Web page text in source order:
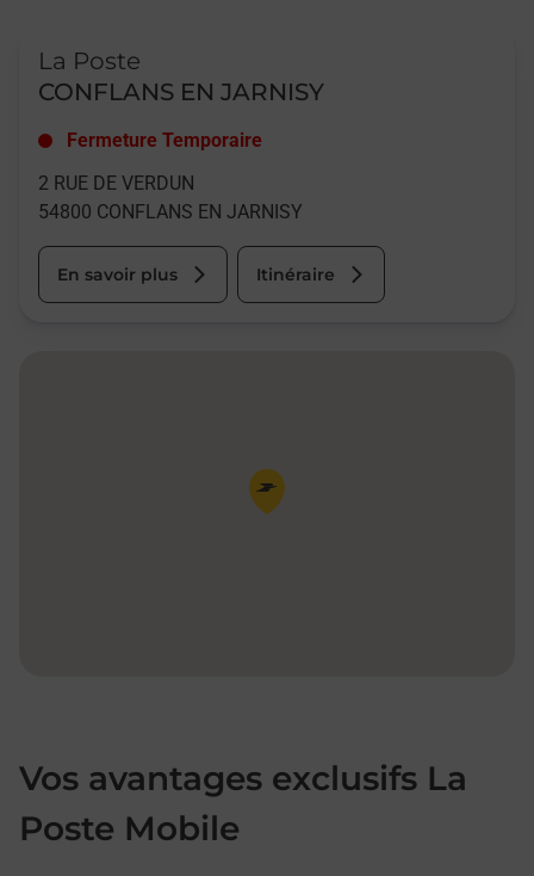
La Poste
CONFLANS EN JARNISY
Fermeture Temporaire
2 RUE DE VERDUN
54800 CONFLANS EN JARNISY
En savoir plus Itinéraire
Pin de la carte
Vos avantages exclusifs La
Poste Mobile